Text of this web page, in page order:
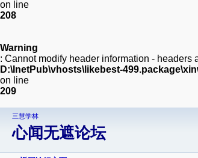
on line
208
Warning
: Cannot modify header information -
D:\InetPub\vhosts\likebest-
on line
209
三慧学林
心闻无遮论坛